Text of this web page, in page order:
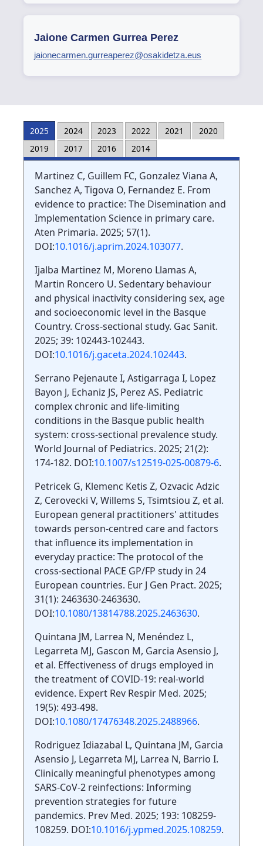
Jaione Carmen Gurrea Perez
jaionecarmen.gurreaperez@osakidetza.eus
2025 2024 2023 2022 2021
2020
2019
2017 2016 2014
Martinez C, Guillem FC, Gonzalez Viana A,
Sanchez A, Tigova O, Fernandez E. From
evidence to practice: The Disemination and
Implementation Science in primary care.
Aten Primaria. 2025; 57(1).
DOI:10.1016/j.aprim.2024.103077.
Ijalba Martinez M, Moreno Llamas A,
Martin Roncero U. Sedentary behaviour
and physical inactivity considering sex, age
and socioeconomic level in the Basque
Country. Cross-sectional study. Gac Sanit.
2025; 39: 102443-102443.
DOI:10.1016/j.gaceta.2024.102443.
Serrano Pejenaute I, Astigarraga I, Lopez
Bayon J, Echaniz JS, Perez AS. Pediatric
complex chronic and life-limiting
conditions in the Basque public health
system: cross-sectional prevalence study.
World Journal of Pediatrics. 2025; 21(2):
174-182. DOI:10.1007/s12519-025-00879-6.
Petricek G, Klemenc Ketis Z, Ozvacic Adzic
Z, Cerovecki V, Willems S, Tsimtsiou Z, et al.
European general practitioners' attitudes
towards person-centred care and factors
that influence its implementation in
everyday practice: The protocol of the
cross-sectional PACE GP/FP study in 24
European countries. Eur J Gen Pract. 2025;
31(1): 2463630-2463630.
DOI:10.1080/13814788.2025.2463630.
Quintana JM, Larrea N, Menéndez L,
Legarreta MJ, Gascon M, Garcia Asensio J,
et al. Effectiveness of drugs employed in
the treatment of COVID-19: real-world
evidence. Expert Rev Respir Med. 2025;
19(5): 493-498.
DOI:10.1080/17476348.2025.2488966.
Rodriguez Idiazabal L, Quintana JM, Garcia
Asensio J, Legarreta MJ, Larrea N, Barrio I.
Clinically meaningful phenotypes among
SARS-CoV-2 reinfections: Informing
prevention strategies for future
pandemics. Prev Med. 2025; 193: 108259-
108259. DOI:10.1016/j.ypmed.2025.108259.